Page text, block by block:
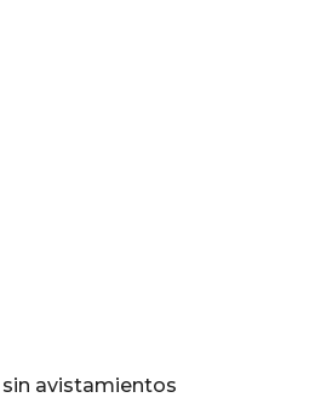
avistamientos